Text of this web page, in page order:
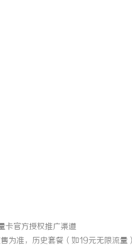
官方授权推广渠道
为准，历史套餐（如19元无限流量